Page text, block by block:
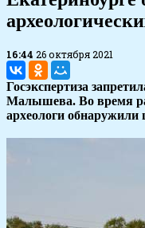
16:44 26 октября 2021
Госэкспертиза
Малышева. Во время
археологи